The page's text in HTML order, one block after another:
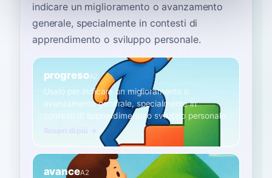
indicare un miglioramento o avanzamento
generale, specialmente in contesti di
apprendimento o sviluppo personale.
progresoA2
Usalo per indicare un miglioramento o
avanzamento generale, specialmente in
contesti di apprendimento o sviluppo personale.
Scopri di più →
avanceA2